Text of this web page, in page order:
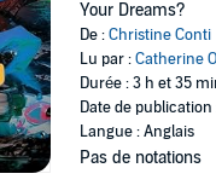
Your Dreams?
De :Christine Conti
Lu par :Catherine
Durée : 3 h et 35
Date de
Langue : Anglais
Pas de notations